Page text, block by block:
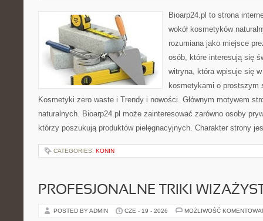
Bioarp24.pl to strona
wokół kosmetyków
rozumiana jako miejsce
osób, które interesują się
witryna, która wpisuje się
kosmetykami o prostszym
Kosmetyki zero waste i Trendy i nowości. Głównym motywem
naturalnych. Bioarp24.pl może zainteresować zarówno osoby
którzy poszukują produktów pielęgnacyjnych. Charakter strony
CATEGORIES: KONIN
PROFESJONALNE TRIKI
POSTED BY ADMIN CZE - 19 - 2026 MOŻLIWOŚĆ